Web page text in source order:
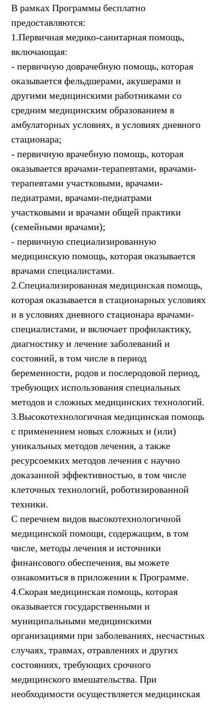
В рамках Программы бесплатно
предоставляются:
1.Первичная медико-санитарная помощь,
включающая:
- первичную доврачебную помощь, которая
оказывается фельдшерами, акушерами и
другими медицинскими работниками со
средним медицинским образованием в
амбулаторных условиях, в условиях дневного
стационара;
- первичную врачебную помощь, которая
оказывается врачами-терапевтами, врачами-
терапевтами участковыми, врачами-
педиатрами, врачами-педиатрами
участковыми и врачами общей практики
(семейными врачами);
- первичную специализированную
медицинскую помощь, которая оказывается
врачами специалистами.
2.Специализированная медицинская помощь,
которая оказывается в стационарных условиях
и в условиях дневного стационара врачами-
специалистами, и включает профилактику,
диагностику и лечение заболеваний и
состояний, в том числе в период
беременности, родов и послеродовой период,
требующих использования специальных
методов и сложных медицинских технологий.
3.Высокотехнологичная медицинская помощь
с применением новых сложных и (или)
уникальных методов лечения, а также
ресурсоемких методов лечения с научно
доказанной эффективностью, в том числе
клеточных технологий, роботизированной
техники.
С перечнем видов высокотехнологичной
медицинской помощи, содержащим, в том
числе, методы лечения и источники
финансового обеспечения, вы можете
ознакомиться в приложении к Программе.
4.Скорая медицинская помощь, которая
оказывается государственными и
муниципальными медицинскими
организациями при заболеваниях, несчастных
случаях, травмах, отравлениях и других
состояниях, требующих срочного
медицинского вмешательства. При
необходимости осуществляется медицинская